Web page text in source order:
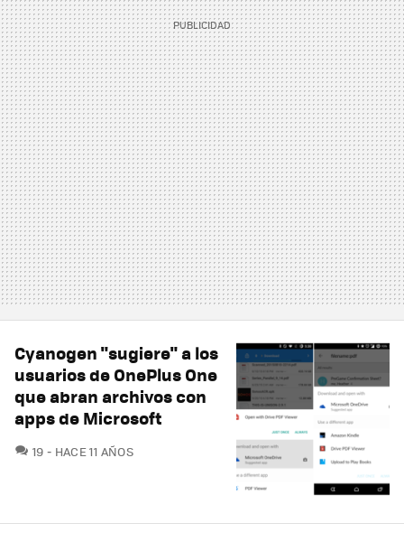
Cyanogen "sugiere" a los
usuarios de OnePlus One
que abran archivos con
apps de Microsoft
19 COMENTARIOS
HACE 11 AÑOS